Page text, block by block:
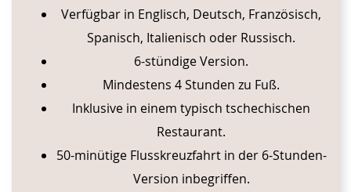
Verfügbar in Englisch, Deutsch, Französisch,
Spanisch, Italienisch oder Russisch.
6-stündige Version.
Mindestens 4 Stunden zu Fuß.
Inklusive in einem typisch tschechischen
Restaurant.
50-minütige Flusskreuzfahrt in der 6-Stunden-
Version inbegriffen.